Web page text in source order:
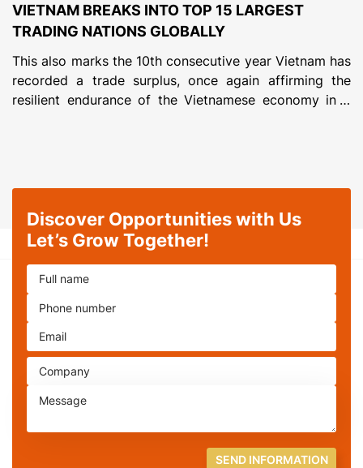
VIETNAM BREAKS INTO TOP 15 LARGEST
TRADING NATIONS GLOBALLY
This also marks the 10th consecutive year Vietnam has
recorded a trade surplus, once again affirming the
resilient endurance of the Vietnamese economy in a
Discover Opportunities with Us
Let’s Grow Together!
SEND INFORMATION